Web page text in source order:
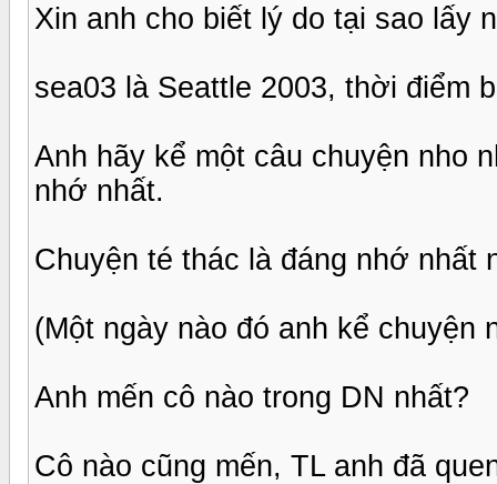
Xin anh cho biết lý do tại sao lấy
sea03 là Seattle 2003, thời điểm
Anh hãy kể một câu chuyện nho
nhớ nhất.
Chuyện té thác là đáng nhớ nhất
(Một ngày nào đó anh kể chuyện
Anh mến cô nào trong DN nhất?
Cô nào cũng mến, TL anh đã